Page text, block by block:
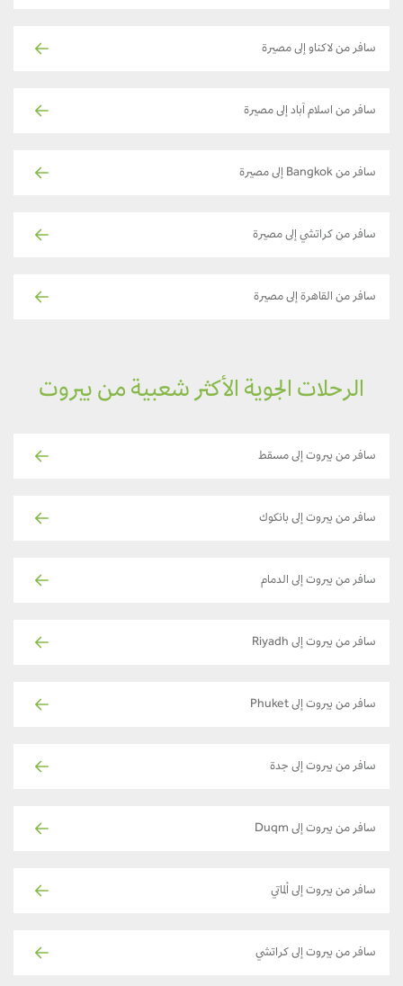
سافر من لاكناو إلى مصيرة
سافر من اسلام آباد إلى مصيرة
سافر من Bangkok إلى مصيرة
سافر من كراتشي إلى مصيرة
سافر من القاهرة إلى مصيرة
الرحلات الجوية الأكثر شعبية من بيروت
سافر من بيروت إلى مسقط
سافر من بيروت إلى بانكوك
سافر من بيروت إلى الدمام
سافر من بيروت إلى Riyadh
سافر من بيروت إلى Phuket
سافر من بيروت إلى جدة
سافر من بيروت إلى Duqm
سافر من بيروت إلى ألماتي
سافر من بيروت إلى كراتشي